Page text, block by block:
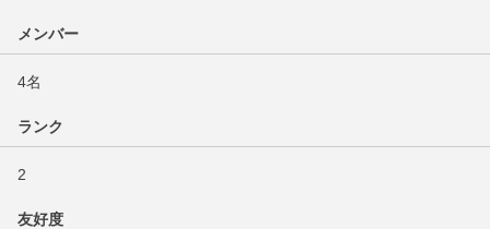
メンバー
4名
ランク
2
友好度